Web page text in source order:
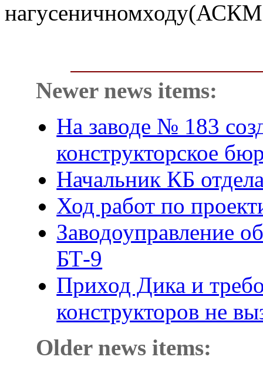
Newer news items:
На заводе № 183
конструкторское
Начальник КБ
Ход работ по
Заводоуправление
БТ-9
Приход Дика и
конструкторов не
Older news items: